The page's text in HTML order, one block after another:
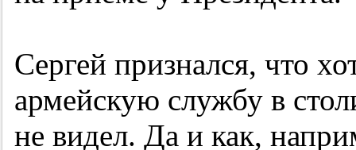
Сергей признался, что
армейскую службу в
не видел. Да и как,